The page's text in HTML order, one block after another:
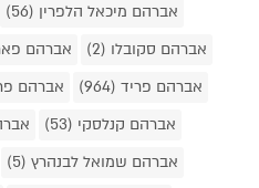
אברהם מיכאל הלפרין (56)
אברהם סקובלו (2)
אברהם
אברהם פריד (964)
אברהם
אברהם קנלסקי (53)
אברהם שמואל לבנהרץ (5)